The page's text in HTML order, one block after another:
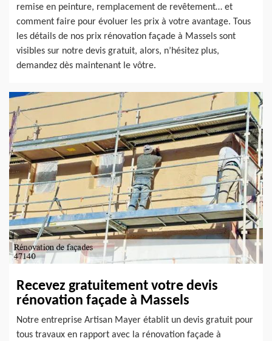
remise en peinture, remplacement de revêtement… et
comment faire pour évoluer les prix à votre avantage. Tous
les détails de nos prix rénovation façade à Massels sont
visibles sur notre devis gratuit, alors, n’hésitez plus,
demandez dès maintenant le vôtre.
Recevez gratuitement votre devis
rénovation façade à Massels
Notre entreprise Artisan Mayer établit un devis gratuit pour
tous travaux en rapport avec la rénovation façade à